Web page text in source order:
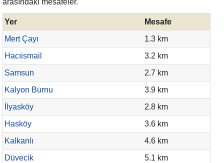
arasındaki mesafeler.
Yer
Mesafe
Mert Çayı
1.3 km
Hacıismail
3.2 km
Samsun
2.7 km
Kalyon Burnu
3.9 km
İlyasköy
2.8 km
Hasköy
3.6 km
Kalkanlı
4.6 km
Düvecik
5.1 km